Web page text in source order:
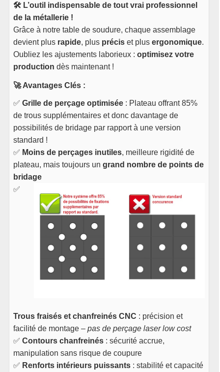
🛠️ L’outil indispensable de tout vrai professionnel
de la métallerie !
Grâce à notre table de soudure, chaque assemblage
devient plus rapide, plus précis et plusergonomique.
Oubliez les ajustements laborieux :optimisez votre
production dès maintenant !
🚀 Avantages Clés :
✅Grille de perçage optimisée : Plateau offrant 85%
de trous supplémentaires et donc davantage de
possibilités de bridage par rapport à une version
standard !
✅ Moins de perçages inutiles, meilleure rigidité de
plateau, mais toujours ungrand nombre de points de
bridage
✅
Trous fraisés et chanfreinés CNC : précision et
facilité de montage –pas de perçage laser low cost
✅Contours chanfreinés : sécurité accrue,
manipulation sans risque de coupure
✅ Renforts intérieurs puissants : stabilité et capacité